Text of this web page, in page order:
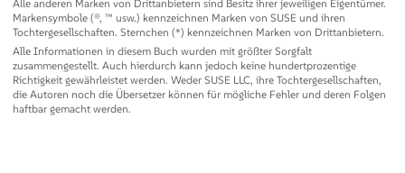
Alle anderen Marken von Drittanbietern sind Besitz ihrer jeweiligen Eigentümer.
Markensymbole (®, ™ usw.) kennzeichnen Marken von SUSE und ihren
Tochtergesellschaften. Sternchen (*) kennzeichnen Marken von Drittanbietern.
Alle Informationen in diesem Buch wurden mit größter Sorgfalt
zusammengestellt. Auch hierdurch kann jedoch keine hundertprozentige
Richtigkeit gewährleistet werden. Weder SUSE LLC, ihre Tochtergesellschaften,
die Autoren noch die Übersetzer können für mögliche Fehler und deren Folgen
haftbar gemacht werden.